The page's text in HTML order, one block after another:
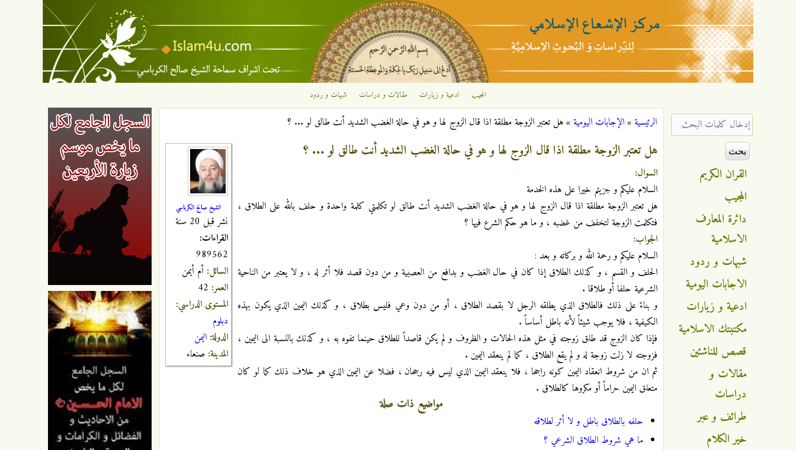
تجاوز إلى المحتوى الرئيسي
الإشعاع
الإسلامي
المجيب ادعية و زيارات مقالات و دراسات شبهات و ردود
أنت هنا
الرئيسية»الإجابات اليومية»هل تعتبر الزوجة مطلقة اذا قال الزوج لها و هو في حالة الغضب الشديد أنت طالق لو ... ؟
الشيخ صالح الكرباسي
نشر قبل 20 سنة
القراءات:
989562
السائل: أم أيمن
العمر: 42
المستوى الدراسي:
دبلوم
الدولة: اليمن
المدينة: صنعاء
هل تعتبر الزوجة مطلقة اذا قال الزوج لها و هو في حالة الغضب الشديد أنت طالق لو ... ؟
السوال:
السلام عليكم و جزيتم خيرا على هذه الخدمة
هل تعتبر الزوجة مطلقة اذا قال الزوج لها و هو في حالة الغضب الشديد أنت طالق لو تكلمتي كلمة واحدة و حلف بالله على الطلاق ،
فتكلمت الزوجة لتخفف من غضبه ، و ما هو حكم الشرع فيها ؟
الجواب:
السلام عليكم و رحمة الله و بركاته و بعد :
الحلف و القسم ، و كذلك الطلاق إذا كان في حال الغضب و بدافع من العصبية و من دون قصد فلا أثر له ، و لا يعتبر من الناحية
الشرعية حلفا أو طلاقا .
و بناءً على ذلك فالطلاق الذي يطلقه الرجل لا بقصد الطلاق ، أو من دون وعي فليس بطلاق ، و كذلك اليمين الذي يكون بهذه
الكيفية ، فلا يوجب شيئاً لأنه باطل أساساً .
فإذا كان الزوج قد طلق زوجته في مثل هذه الحالات و الظروف و لم يكن قاصداً للطلاق حينما تفوه به ، و كذلك بالنسبة الى اليمين ،
فزوجته لا زلت زوجة له و لم يقع الطلاق ، كما لم ينعقد اليمين .
ثم ان من شروط انعقاد اليمين كونه راجحا ، فلا ينعقد اليمين الذي ليس فيه رجحان ، فضلا عن اليمين الذي هو خلاف ذلك كما لو كان
متعلق اليمين حراماً أو مكروها كالطلاق .
مواضيع ذات صلة
حلفه بالطلاق باطل و لا أثر لطلاقه
ما هي شروط الطلاق الشرعي ؟
‏إدخال كلمات البحث ‏
القران الكريم
المجيب
دائرة المعارف
الاسلامية
شبهات و ردود
الاجابات اليومية
ادعية و زيارات
مكتبتك الاسلامية
قصص للناشئين
مقالات و
دراسات
طرائف و عبر
خير الكلام